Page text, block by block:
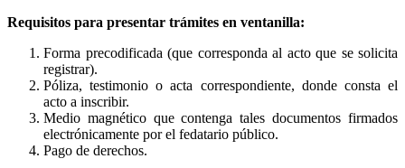
Requisitos para presentar trámites en ventanilla:
Forma precodificada (que corresponda al acto que se solicita
registrar).
Póliza, testimonio o acta correspondiente, donde consta el
acto a inscribir.
Medio magnético que contenga tales documentos firmados
electrónicamente por el fedatario público.
Pago de derechos.